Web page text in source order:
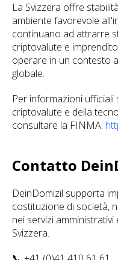
La Svizzera offre
ambiente favorevole
continuano ad attrarre
criptovalute e
operare in un contesto
globale.
Per informazioni
criptovalute e della
consultare la FINMA:
Contatto
DeinDomizil supporta
costituzione di società,
nei servizi
Svizzera.